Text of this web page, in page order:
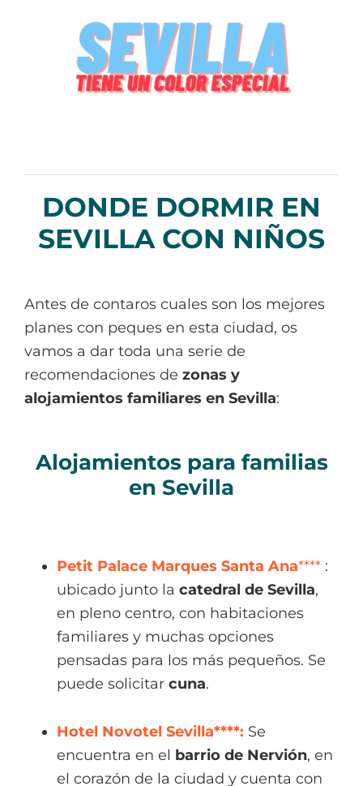
DONDE DORMIR EN
SEVILLA CON NIÑOS
Antes de contaros cuales son los mejores
planes con peques en esta ciudad, os
vamos a dar toda una serie de
recomendaciones de zonas y
alojamientos familiares en Sevilla:
Alojamientos para familias
en Sevilla
Petit Palace Marques Santa Ana**** :
ubicado junto la catedral de Sevilla,
en pleno centro, con habitaciones
familiares y muchas opciones
pensadas para los más pequeños. Se
puede solicitar cuna.
Hotel Novotel Sevilla****: Se
encuentra en el barrio de Nervión, en
el corazón de la ciudad y cuenta con